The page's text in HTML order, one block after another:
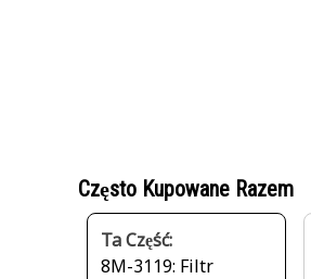
Często Kupowane Razem
Ta Część:
8M-3119: Filtr